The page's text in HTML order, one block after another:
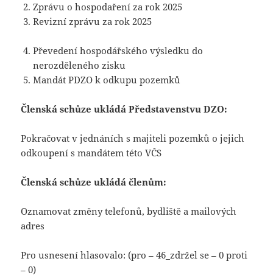
Zprávu o hospodaření za rok 2025
Revizní zprávu za rok 2025
Převedení hospodářského výsledku do
nerozděleného zisku
Mandát PDZO k odkupu pozemků
Členská schůze ukládá Představenstvu DZO:
Pokračovat v jednáních s majiteli pozemků o jejich
odkoupení s mandátem této VČS
Členská schůze ukládá členům:
Oznamovat změny telefonů, bydliště a mailových
adres
Pro usnesení hlasovalo: (pro – 46_zdržel se – 0 proti
– 0)